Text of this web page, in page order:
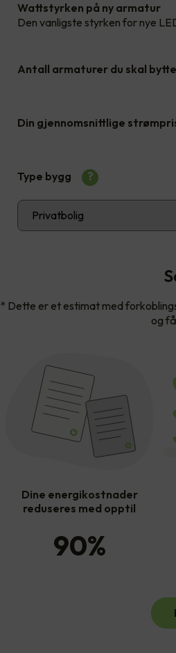
Wattstyrken på ny armatur
Den vanligste styrken for nye
Antall armaturer du skal
Din gjennomsnittlige
Type bygg ?
* Dette er et estimat med
og
Dine energikostnader
reduseres med opptil
90%